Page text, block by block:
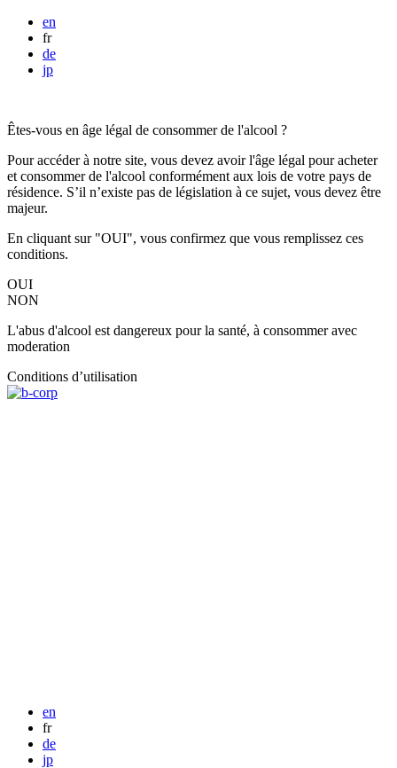
en
fr
de
jp
Êtes-vous en âge légal de consommer de l'alcool ?
Pour accéder à notre site, vous devez avoir l'âge légal pour acheter
et consommer de l'alcool conformément aux lois de votre pays de
résidence. S’il n’existe pas de législation à ce sujet, vous devez être
majeur.
En cliquant sur "OUI", vous confirmez que vous remplissez ces
conditions.
OUI
NON
L'abus d'alcool est dangereux pour la santé, à consommer avec
moderation
Conditions d’utilisation
en
fr
de
jp